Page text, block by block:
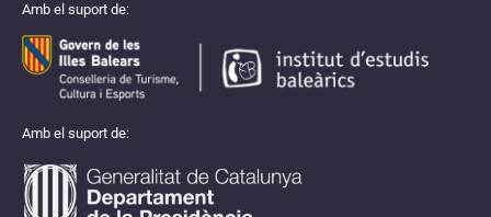
Amb el suport de:
Amb el suport de: